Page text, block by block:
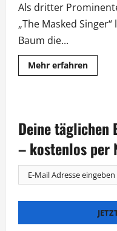
Als dritter
„The Masked
Baum die...
Mehr erfahrenMehr
Baum
war
Deine täglichen
– kostenlos per